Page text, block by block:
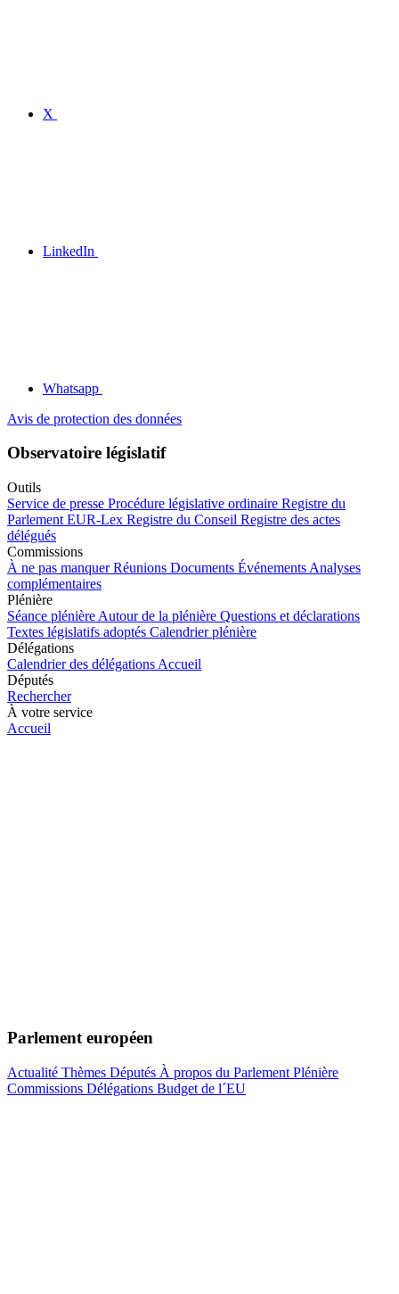
X
LinkedIn
Whatsapp
Avis de protection des données
Observatoire législatif
Outils
Service de presse Procédure législative ordinaire Registre du
Parlement EUR-Lex Registre du Conseil Registre des actes
délégués
Commissions
À ne pas manquer Réunions Documents Événements Analyses
complémentaires
Plénière
Séance plénière Autour de la plénière Questions et déclarations
Textes législatifs adoptés Calendrier plénière
Délégations
Calendrier des délégations Accueil
Députés
Rechercher
À votre service
Accueil
Parlement européen
Actualité Thèmes Députés À propos du Parlement Plénière
Commissions Délégations Budget de l´EU